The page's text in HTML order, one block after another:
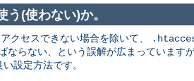
(使わない)か。
クセスできない場合を除いて、
ならない、という誤解が広まっていま
設定方法です。